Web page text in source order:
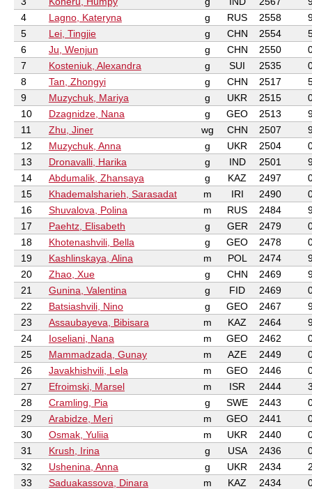
4
Lagno, Kateryna g RUS 2558
5
Lei, Tingjie g CHN 2554
6
Ju, Wenjun g CHN 2550
7
Kosteniuk, Alexandra g SUI 2535
8
Tan, Zhongyi g CHN 2517
9
Muzychuk, Mariya g UKR 2515
10
Dzagnidze, Nana g GEO 2513
11
Zhu, Jiner wg CHN 2507
12
Muzychuk, Anna g UKR 2504
13
Dronavalli, Harika g IND 2501
14
Abdumalik, Zhansaya g KAZ 2497
15
Khademalsharieh, Sarasadat m IRI 2490
16
Shuvalova, Polina m RUS 2484
17
Paehtz, Elisabeth g GER 2479
18
Khotenashvili, Bella g GEO 2478
19
Kashlinskaya, Alina m POL 2474
20
Zhao, Xue g CHN 2469
21
Gunina, Valentina g FID 2469
22
Batsiashvili, Nino g GEO 2467
23
Assaubayeva, Bibisara m KAZ 2464
24
Ioseliani, Nana m GEO 2462
25
Mammadzada, Gunay m AZE 2449
26
Javakhishvili, Lela m GEO 2446
27
Efroimski, Marsel m ISR 2444
28
Cramling, Pia g SWE 2443
29
Arabidze, Meri m GEO 2441
30
Osmak, Yuliia m UKR 2440
31
Krush, Irina g USA 2436
32
Ushenina, Anna g UKR 2434
33
Saduakassova, Dinara m KAZ 2434